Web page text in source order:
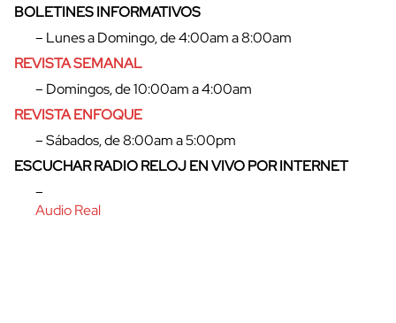
BOLETINES INFORMATIVOS
– Lunes a Domingo, de 4:00am a 8:00am
REVISTA SEMANAL
– Domingos, de 10:00am a 4:00am
REVISTA ENFOQUE
– Sábados, de 8:00am a 5:00pm
ESCUCHAR RADIO RELOJ EN VIVO POR INTERNET
–
Audio Real